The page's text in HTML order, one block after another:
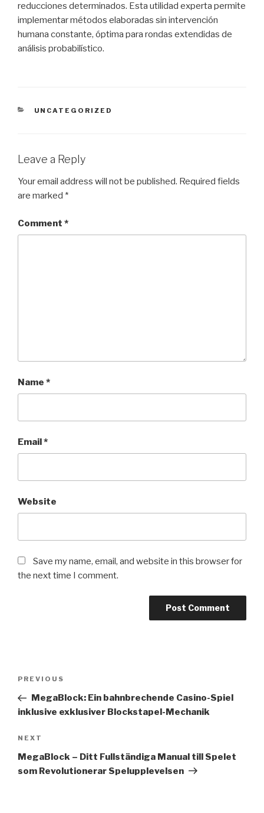
reducciones determinados. Esta utilidad experta permite
implementar métodos elaboradas sin intervención
humana constante, óptima para rondas extendidas de
análisis probabilístico.
CATEGORIES
UNCATEGORIZED
Leave a Reply
Your email address will not be published. Required fields
are marked *
Comment *
Name *
Email*
Website
Save my name, email, and website in this browser for
the next time I comment.
Previous
Post
PREVIOUS
MegaBlock: Ein bahnbrechende Casino-Spiel
inklusive exklusiver Blockstapel-Mechanik
Next
Post
NEXT
MegaBlock – Ditt Fullständiga Manual till Spelet
som Revolutionerar Spelupplevelsen